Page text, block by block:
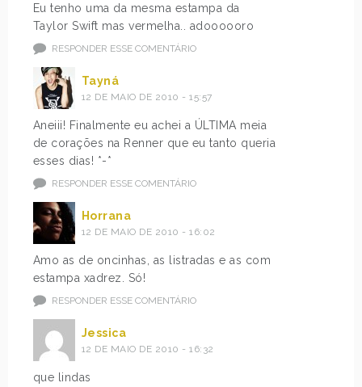
Eu tenho uma da mesma estampa da
Taylor Swift mas vermelha.. adoooooro
RESPONDER ESSE COMENTÁRIO
Tayná
12 DE MAIO DE 2010 - 15:57
Aneiii! Finalmente eu achei a ÚLTIMA meia
de corações na Renner que eu tanto queria
esses dias! *-*
RESPONDER ESSE COMENTÁRIO
Horrana
12 DE MAIO DE 2010 - 16:02
Amo as de oncinhas, as listradas e as com
estampa xadrez. Só!
RESPONDER ESSE COMENTÁRIO
Jessica
12 DE MAIO DE 2010 - 16:32
que lindas